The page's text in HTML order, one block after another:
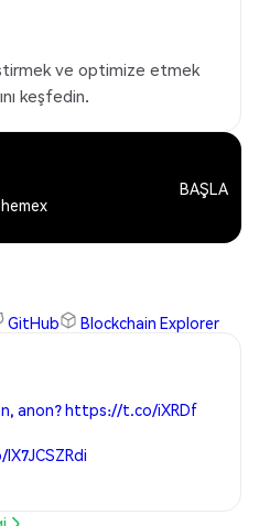
ve optimize etmek
keşfedin.
BAŞLA
GitHub Blockchain Explorer
anon? https://t.co/iXRDf